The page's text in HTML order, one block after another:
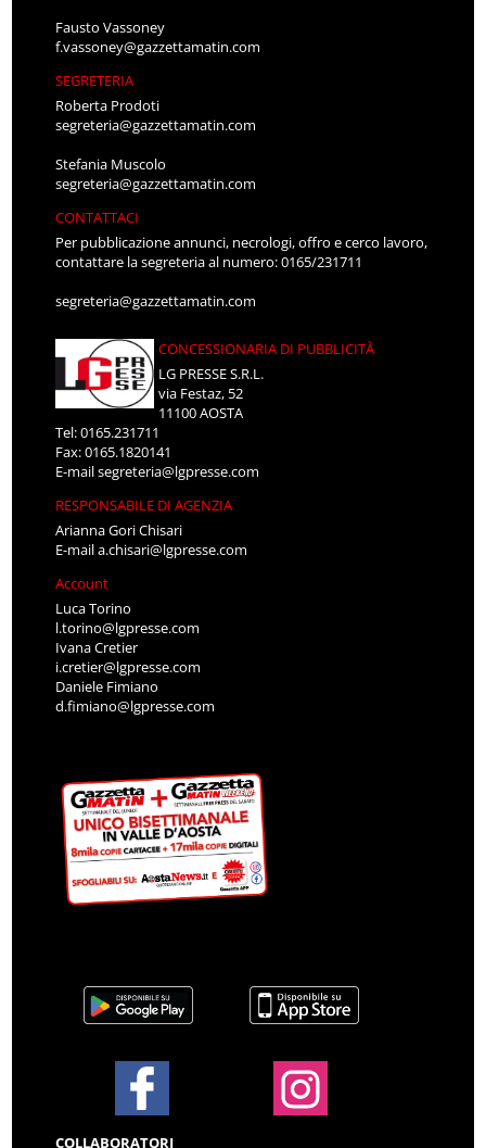
Fausto Vassoney
f.vassoney@gazzettamatin.com
SEGRETERIA
Roberta Prodoti
segreteria@gazzettamatin.com
Stefania Muscolo
segreteria@gazzettamatin.com
CONTATTACI
Per pubblicazione annunci, necrologi, offro e cerco lavoro,
contattare la segreteria al numero: 0165/231711
segreteria@gazzettamatin.com
CONCESSIONARIA DI PUBBLICITÀ
LG PRESSE S.R.L.
via Festaz, 52
11100 AOSTA
Tel: 0165.231711
Fax: 0165.1820141
E-mailsegreteria@lgpresse.com
RESPONSABILE DI AGENZIA
Arianna Gori Chisari
E-maila.chisari@lgpresse.com
Account
Luca Torino
l.torino@lgpresse.com
Ivana Cretier
i.cretier@lgpresse.com
Daniele Fimiano
d.fimiano@lgpresse.com
COLLABORATORI